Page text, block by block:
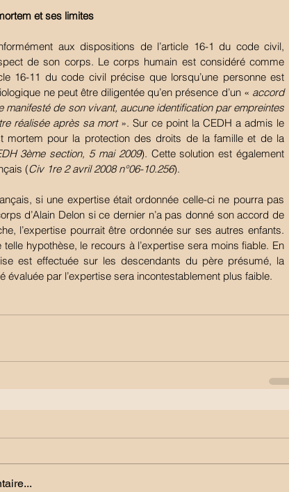
et ses limites
aux dispositions de l’article 16-1 du code civil,
de son corps. Le corps humain est considéré comme
16-11 du code civil précise que lorsqu’une personne est
ne peut être diligentée qu’en présence d’un « accord
manifesté de son vivant, aucune identification par empreintes
réalisée après sa mort ». Sur ce point la CEDH a admis le
mortem pour la protection des droits de la famille et de la
3ème section, 5 mai 2009). Cette solution est également
(Civ 1re 2 avril 2008 n°06-10.256).
si une expertise était ordonnée celle-ci ne pourra pas
d’Alain Delon si ce dernier n’a pas donné son accord de
l’expertise pourrait être ordonnée sur ses autres enfants.
hypothèse, le recours à l’expertise sera moins fiable. En
est effectuée sur les descendants du père présumé, la
évaluée par l’expertise sera incontestablement plus faible.